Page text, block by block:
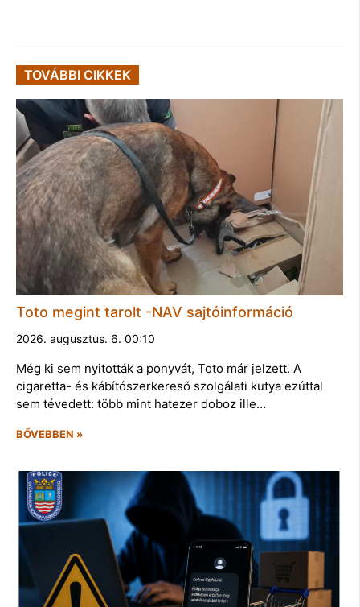
TOVÁBBI CIKKEK
Toto megint tarolt -NAV sajtóinformáció
2026. augusztus. 6. 00:10
Még ki sem nyitották a ponyvát, Toto már jelzett. A
cigaretta- és kábítószerkereső szolgálati kutya ezúttal
sem tévedett: több mint hatezer doboz ille…
BŐVEBBEN »